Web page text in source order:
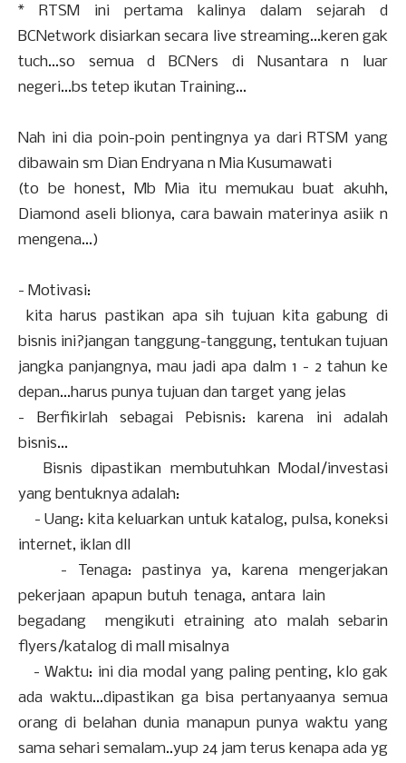
* RTSM ini pertama kalinya dalam sejarah d
BCNetwork disiarkan secara live streaming...keren gak
tuch...so semua d BCNers di Nusantara n luar
negeri...bs tetep ikutan Training...
Nah ini dia poin-poin pentingnya ya dari RTSM yang
dibawain sm Dian Endryana n Mia Kusumawati
(to be honest, Mb Mia itu memukau buat akuhh,
Diamond aseli blionya, cara bawain materinya asiik n
mengena...)
- Motivasi:
kita harus pastikan apa sih tujuan kita gabung di
bisnis ini?jangan tanggung-tanggung, tentukan tujuan
jangka panjangnya, mau jadi apa dalm 1 - 2 tahun ke
depan...harus punya tujuan dan target yang jelas
- Berfikirlah sebagai Pebisnis: karena ini adalah
bisnis...
Bisnis dipastikan membutuhkan Modal/investasi
yang bentuknya adalah:
- Uang: kita keluarkan untuk katalog, pulsa, koneksi
internet, iklan dll
- Tenaga: pastinya ya, karena mengerjakan
pekerjaan apapun butuh tenaga, antara lain
begadang mengikuti etraining ato malah sebarin
flyers/katalog di mall misalnya
- Waktu: ini dia modal yang paling penting, klo gak
ada waktu...dipastikan ga bisa pertanyaanya semua
orang di belahan dunia manapun punya waktu yang
sama sehari semalam..yup 24 jam terus kenapa ada yg